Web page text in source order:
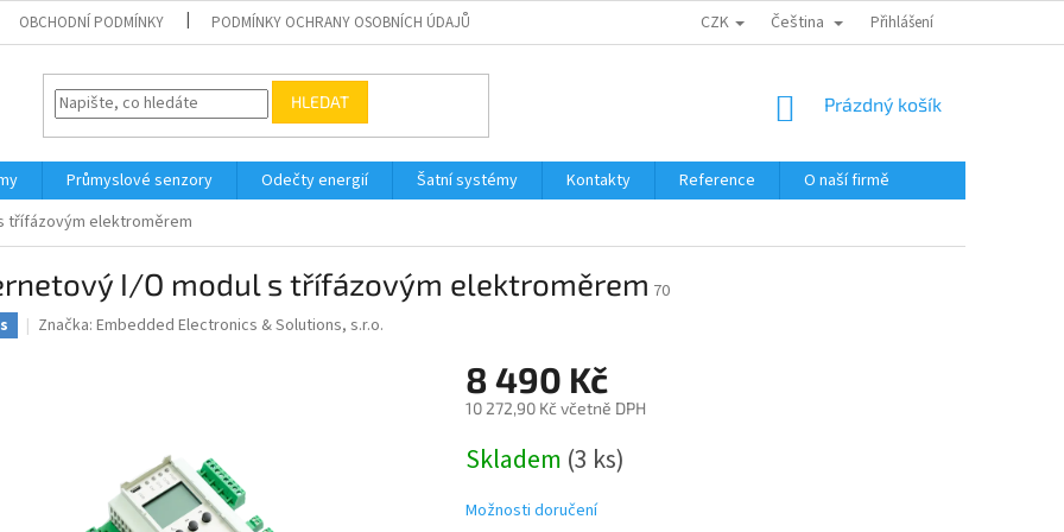
OBCHODNÍ PODMÍNKY PODMÍNKY OCHRANY OSOBNÍCH ÚDAJŮ CZK Čeština Přihlášení
HLEDAT
NÁKUPNÍ
Prázdný košík
Průmyslové senzory Odečty energií Šatní systémy Kontakty Reference
O naší firmě
třífázovým elektroměrem
I/O modul s třífázovým elektroměrem 70
Značka: Embedded Electronics & Solutions, s.r.o.
8 490 Kč
10 272,90 Kč včetně DPH
cena:
Skladem (3 ks)
Možnosti doručení